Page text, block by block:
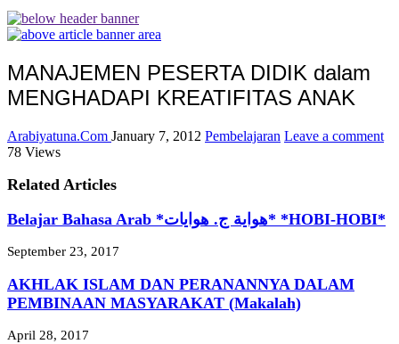
MANAJEMEN PESERTA DIDIK dalam
MENGHADAPI KREATIFITAS ANAK
Arabiyatuna.Com January 7, 2012 Pembelajaran Leave a comment
78 Views
Related Articles
Belajar Bahasa Arab *هواية ج. هوايات* *HOBI-HOBI*
September 23, 2017
AKHLAK ISLAM DAN PERANANNYA DALAM
PEMBINAAN MASYARAKAT (Makalah)
April 28, 2017